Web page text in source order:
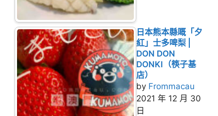
日本熊本縣嘅「夕
紅」士多啤梨 |
DON DON
DONKI（筷子基
店）
by Frommacau
2021 年 12 月 30
日